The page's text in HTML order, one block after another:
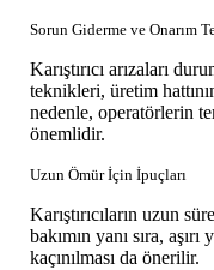
Sorun Giderme ve Onarım
Karıştırıcı arızaları
teknikleri, üretim
nedenle, operatörlerin
önemlidir.
Uzun Ömür İçin İpuçları
Karıştırıcıların uzun
bakımın yanı sıra,
kaçınılması da önerilir.